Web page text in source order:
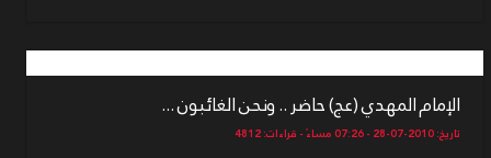
الإمام المهدي (عج) حاضر .. ونحن الغائبون ...
تاريخ: 2010-07-28 - 07:26 مساءً - قراءات: 4812